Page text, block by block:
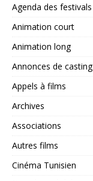
Agenda des festivals
Animation court
Animation long
Annonces de casting
Appels à films
Archives
Associations
Autres films
Cinéma Tunisien